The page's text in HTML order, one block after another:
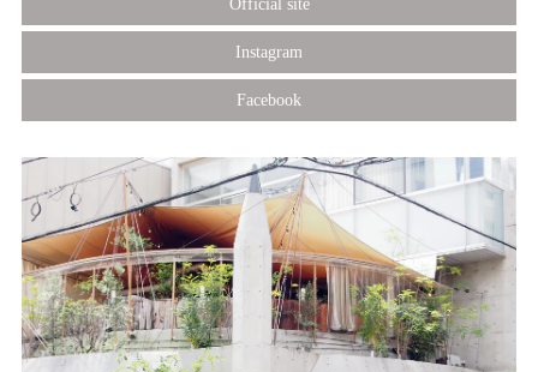
Official site
Instagram
Facebook